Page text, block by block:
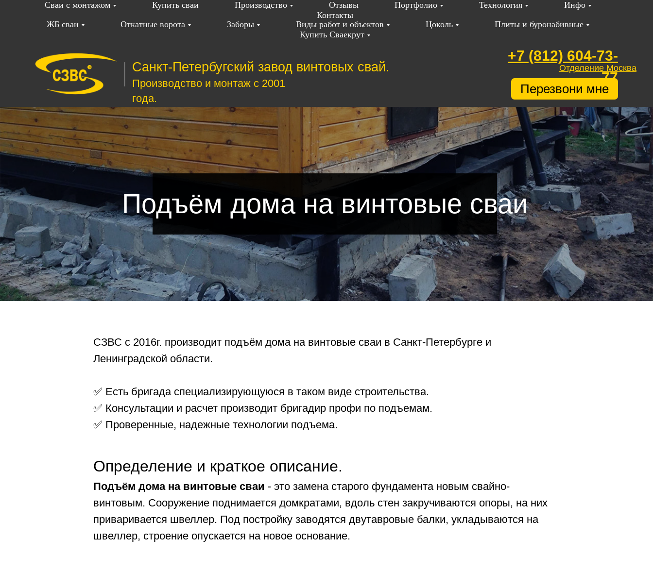
Сваи с монтажом Купить сваи Производство Отзывы Портфолио Технология
Инфо
Контакты
ЖБ сваи
Откатные ворота Заборы Виды работ и объектов Цоколь
Плиты и буронабивные
Купить Сваекрут
Санкт-Петербугский завод винтовых свай.
+7 (812) 604-73-
77
Перезвони мне
Производство и монтаж с 2001
года.
Отделение Москва
Подъём дома на винтовые сваи
СЗВС с 2016г. производит подъём дома на винтовые сваи в Санкт-Петербурге и
Ленинградской области.
✅ Есть бригада специализирующуюся в таком виде строительства.
✅ Консультации и расчет производит бригадир профи по подъемам.
✅ Проверенные, надежные технологии подъема.
Определение и краткое описание.
Подъём дома на винтовые сваи - это замена старого фундамента новым свайно-
винтовым. Сооружение поднимается домкратами, вдоль стен закручиваются опоры, на них
приваривается швеллер. Под постройку заводятся двутавровые балки, укладываются на
швеллер, строение опускается на новое основание.